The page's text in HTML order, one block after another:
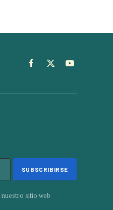
Facebook
X
YouTube
nuestro sitio web